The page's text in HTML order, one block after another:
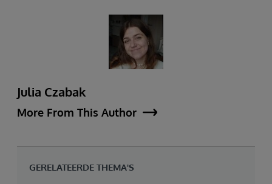
Julia Czabak
More From This Author
GERELATEERDE THEMA'S